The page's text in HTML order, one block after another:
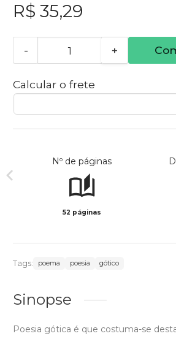
R$ 35,29
- +
Calcular o frete
Nº de páginas
52 páginas
Tags: poema poesia gótico
Sinopse
Poesia gótica é que costuma-se